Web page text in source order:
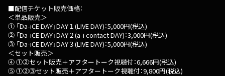
■配信チケット販売価格：
＜単品販売＞
① 「Da-iCE DAY」DAY１(LIVE DAY)：5,000円(税込)
② 「Da-iCE DAY」DAY２(a-i contact DAY)：3,000円(税込)
③ 「Da-iCE DAY」DAY３(LIVE DAY)：5,000円(税込)
＜セット販売＞
④ ①②セット販売＋アフタートーク視聴付：6,666円(税込)
⑤ ①②③セット販売＋アフタートーク視聴付：9,800円(税込)